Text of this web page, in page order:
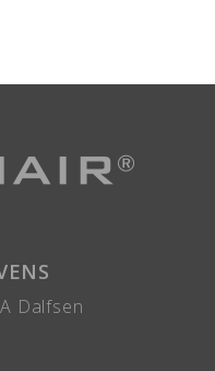
Dalfsen